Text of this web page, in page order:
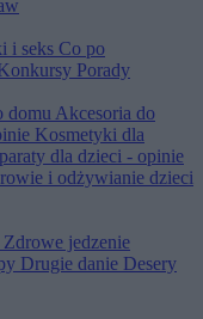
i seks Co po
Porady
domu Akcesoria do
Kosmetyki dla
dla dzieci - opinie
i odżywianie dzieci
Zdrowe jedzenie
Drugie danie Desery